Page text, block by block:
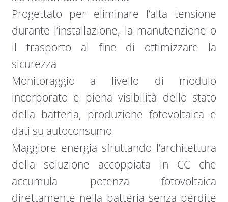
Progettato per eliminare l’alta tensione
durante l’installazione, la manutenzione o
il trasporto al fine di ottimizzare la
sicurezza
Monitoraggio a livello di modulo
incorporato e piena visibilità dello stato
della batteria, produzione fotovoltaica e
dati su autoconsumo
Maggiore energia sfruttando l’architettura
della soluzione accoppiata in CC che
accumula potenza fotovoltaica
direttamente nella batteria senza perdite